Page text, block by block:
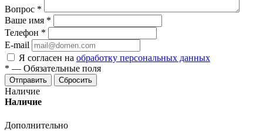
Вопрос *
Ваше имя *
Телефон *
E-mail
Я согласен на обработку персональных данных
* — Обязательные поля
Отправить Сбросить
Наличие
Наличие
Дополнительно